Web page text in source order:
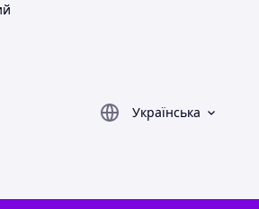
Українська